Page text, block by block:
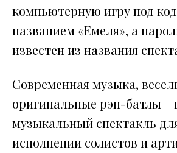
компьютерную игру под
названием «Емеля», а
известен из названия
Современная музыка,
оригинальные рэп-батлы –
музыкальный спектакль
исполнении солистов и